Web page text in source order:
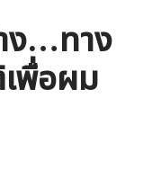
ง…ทาง
พื่อผม